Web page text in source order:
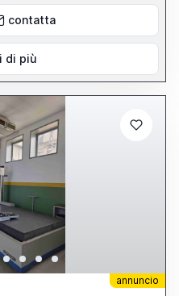
contatta
di più
annuncio